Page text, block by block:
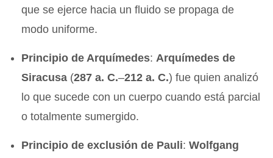
que se ejerce hacia un fluido se propaga de
modo uniforme.
Principio de Arquímedes:Arquímedes de
Siracusa (287 a. C.–212 a. C.) fue quien analizó
lo que sucede con un cuerpo cuando está parcial
o totalmente sumergido.
Principio de exclusión de Pauli:Wolfgang